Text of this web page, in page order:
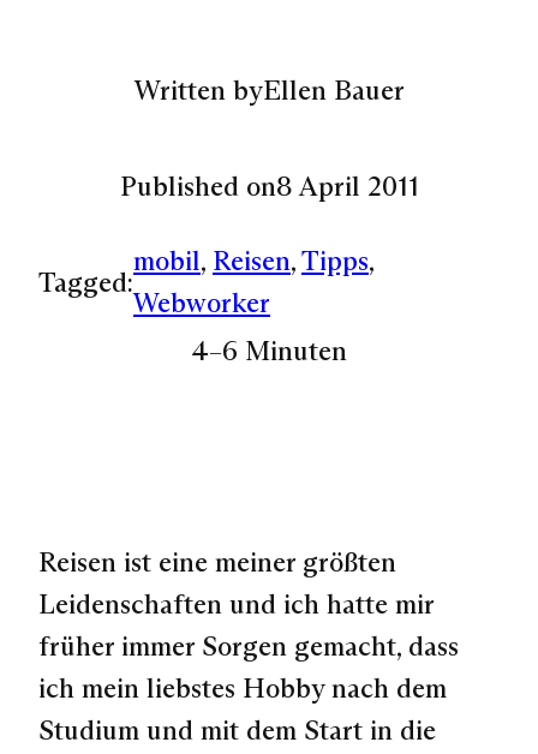
Written byEllen Bauer
Published on8 April 2011
Tagged:
mobil, Reisen, Tipps
Webworker
4–6 Minuten
Reisen ist eine meiner größten
Leidenschaften und ich hatte mir
früher immer Sorgen gemacht, dass
ich mein liebstes Hobby nach dem
Studium und mit dem Start in die